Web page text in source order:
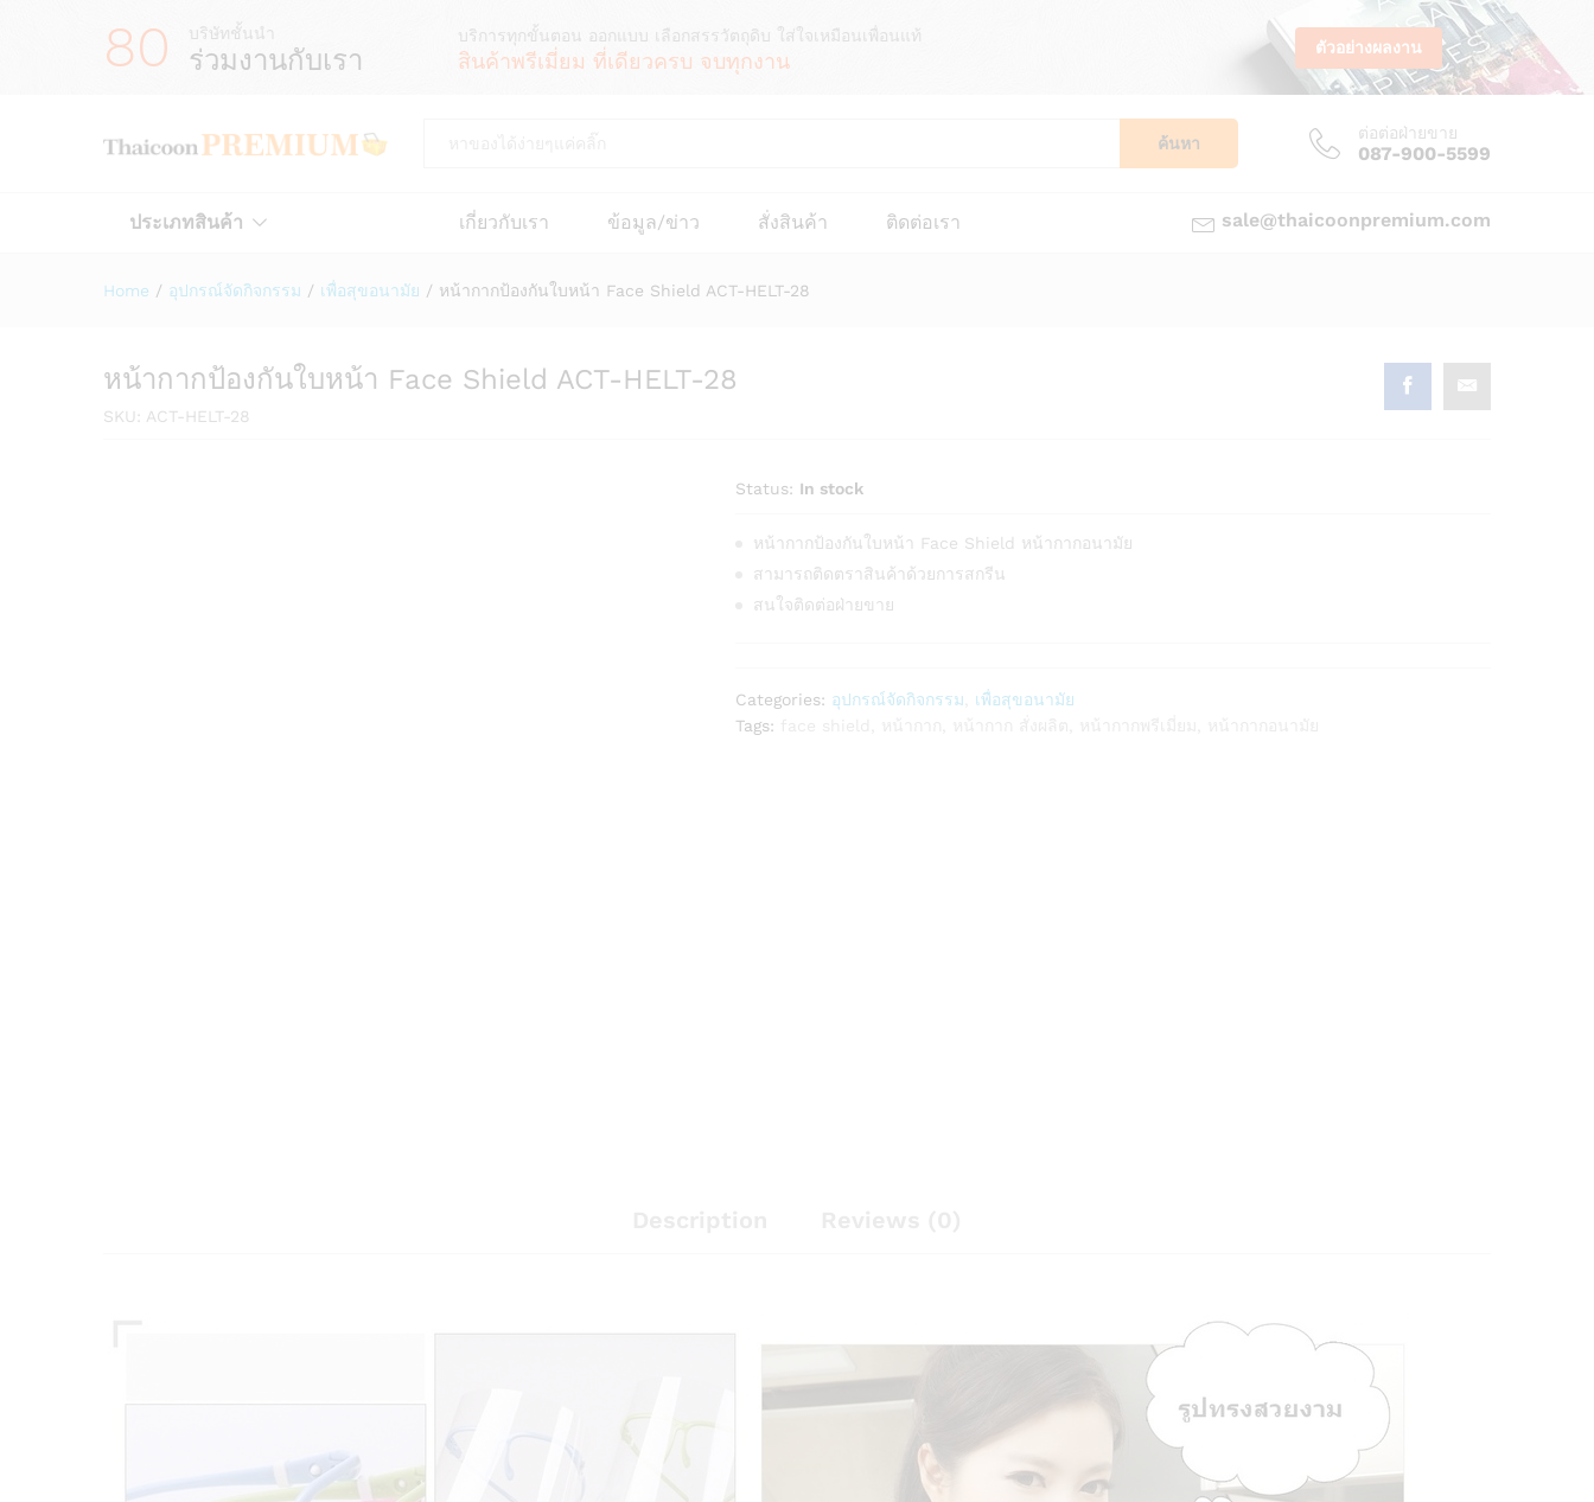
80 บริษัทชั้นนำ
ร่วมงานกับเรา
บริการทุกขั้นตอน ออกแบบ เลือกสรรวัตถุดิบ ใส่ใจเหมือนเพื่อนแท้
สินค้าพรีเมี่ยม ที่เดียวครบ จบทุกงาน
ตัวอย่างผลงาน
ค้นหา
ต่อต่อฝ่ายขาย
087-900-5599
ประเภทสินค้า เกี่ยวกับเรา ข้อมูล/ข่าว สั่งสินค้า ติดต่อเรา sale@thaicoonpremium.com
Home / อุปกรณ์จัดกิจกรรม / เพื่อสุขอนามัย / หน้ากากป้องกันใบหน้า Face Shield ACT-HELT-28
หน้ากากป้องกันใบหน้า Face Shield ACT-HELT-28
SKU: ACT-HELT-28
Status: In stock
หน้ากากป้องกันใบหน้า Face Shield หน้ากากอนามัย
สามารถติดตราสินค้าด้วยการสกรีน
สนใจติดต่อฝ่ายขาย
Categories: อุปกรณ์จัดกิจกรรม
เพื่อสุขอนามัย
Tags: